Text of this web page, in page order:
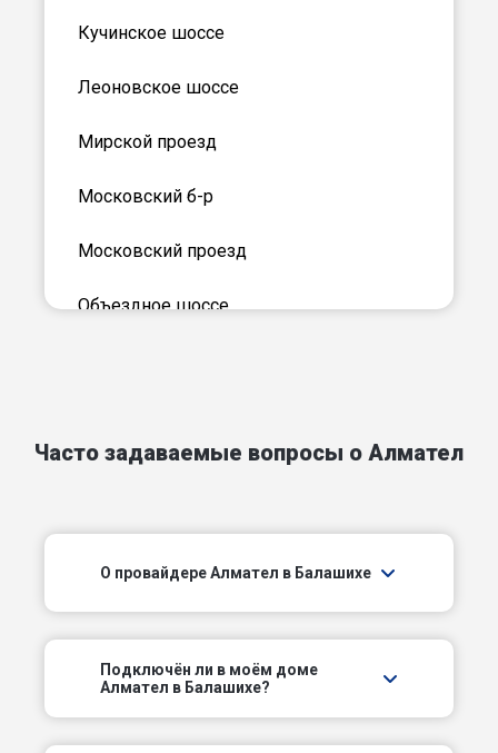
Кучинское шоссе
Леоновское шоссе
Мирской проезд
Московский б-р
Московский проезд
Объездное шоссе
Северный проезд
пл Александра Невского
пр-д 40 лет Октября
пр-кт Ленина
Часто задаваемые вопросы о Алмател
О провайдере Алмател в Балашихе
Подключëн ли в моём доме
Алмател в Балашихе?